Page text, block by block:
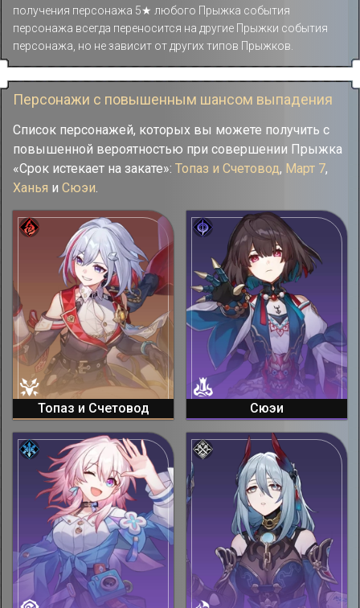
получения персонажа 5★ любого Прыжка события
персонажа всегда переносится на другие Прыжки события
персонажа, но не зависит от других типов Прыжков.
Персонажи с повышенным шансом выпадения
Список персонажей, которых вы можете получить с
повышенной вероятностью при совершении Прыжка
«Срок истекает на закате»: Топаз и Счетовод, Март 7,
Ханья и Сюэи.
Топаз и Счетовод Сюэи